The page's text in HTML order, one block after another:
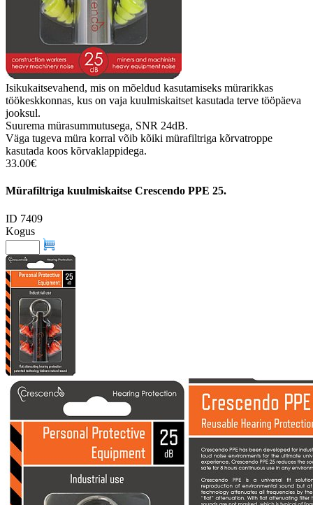
Isikukaitsevahend, mis on mõeldud kasutamiseks mürarikkas
töökeskkonnas, kus on vaja kuulmiskaitset kasutada terve tööpäeva
jooksul.
Suurema mürasummutusega, SNR 24dB.
Väga tugeva müra korral võib kõiki mürafiltriga kõrvatroppe
kasutada koos kõrvaklappidega.
33.00€
Mürafiltriga kuulmiskaitse Crescendo PPE 25.
ID 7409
Kogus